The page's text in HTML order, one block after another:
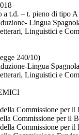
a t.d. – t. pieno di tipo
Lingua
Linguistici e
240/10)
Lingua Spagnola
Linguistici e
Commissione per
Commissione per il
Commissione per